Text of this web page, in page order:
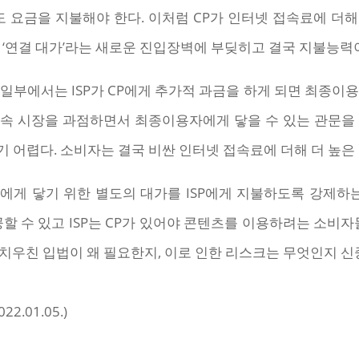
금을 지불해야 한다. 이처럼 CP가 인터넷 접속료에 더
결 대가’라는 새로운 진입장벽에 부딪히고 결국 지불능
부에서는 ISP가 CP에게 추가적 과금을 하게 되면 최종이
시장을 과점하면서 최종이용자에게 닿을 수 있는 관문
어렵다. 소비자는 결국 비싼 인터넷 접속료에 더해 더 높
게 닿기 위한 별도의 대가를 ISP에게 지불하도록 강제하
수 있고 ISP는 CP가 있어야 콘텐츠를 이용하려는 소비
우친 입법이 왜 필요한지, 이로 인한 리스크는 무엇인지